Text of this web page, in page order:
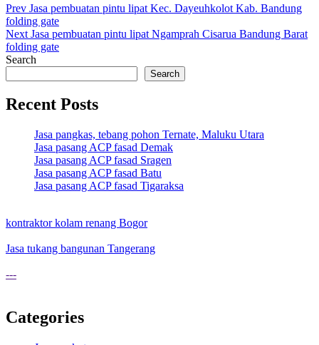
Post
navigation
Prev Jasa pembuatan pintu lipat Kec. Dayeuhkolot Kab. Bandung
folding gate
Next Jasa pembuatan pintu lipat Ngamprah Cisarua Bandung Barat
folding gate
Search
Search
Recent Posts
Jasa pangkas, tebang pohon Ternate, Maluku Utara
Jasa pasang ACP fasad Demak
Jasa pasang ACP fasad Sragen
Jasa pasang ACP fasad Batu
Jasa pasang ACP fasad Tigaraksa
kontraktor kolam renang Bogor
Jasa tukang bangunan Tangerang
---
Categories